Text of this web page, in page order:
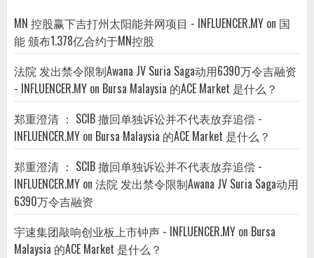
MN 控股赢下吉打州太阳能并网项目 - INFLUENCER.MY on 国
能 颁布1.378亿合约于MN控股
法院 发出禁令限制Awana JV Suria Saga动用6390万令吉融资
- INFLUENCER.MY on Bursa Malaysia 的ACE Market 是什么？
郑重澄清 ： SCIB 撤回单独诉讼并不代表放弃追偿 -
INFLUENCER.MY on Bursa Malaysia 的ACE Market 是什么？
郑重澄清 ： SCIB 撤回单独诉讼并不代表放弃追偿 -
INFLUENCER.MY on 法院 发出禁令限制Awana JV Suria Saga动用
6390万令吉融资
宇速集团敲响创业板上市钟声 - INFLUENCER.MY on Bursa
Malaysia 的ACE Market 是什么？